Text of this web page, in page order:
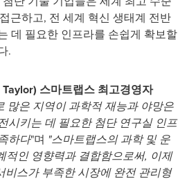
근하고, 전 세계 혁신 생태계 전반
데 필요한 인프라를 손쉽게 확보할
.
) 스마트랩스 최고경영자
많은 지역이 과학적 재능과 야망은
시키는 데 필요한 첨단 연구실 인프
하다"며 "스마트랩스의 과학 및 운
적인 영향력과 결합함으로써, 이제
비스가 부족한 시장에 완전 관리형